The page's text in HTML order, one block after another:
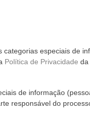
especiais de
Política de Privacidade da
de informação
responsável do